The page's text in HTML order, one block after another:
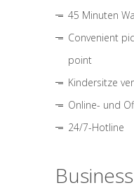
45 Minuten
Convenient
point
Kindersitze
Online- und
24/7-Hotline